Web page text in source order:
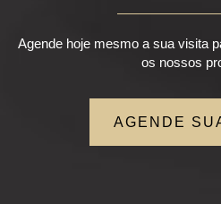
Agende hoje mesmo a sua visita
os nossos
AGENDE